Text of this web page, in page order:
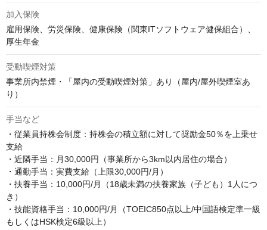
加入保険
雇用保険、労災保険、健康保険（関東ITソフトウェア健保組合）、
厚生年金
受動喫煙対策
事業所内禁煙・「屋内の受動喫煙対策」あり（屋内/屋外喫煙室あ
り）
手当など
・従業員持株会制度：持株会の積立額に対して奨励金50％を上乗せ
支給
・近隣手当：月30,000円（事業所から3km以内居住の場合）
・通勤手当：実費支給（上限30,000円/月）
・扶養手当：10,000円/月（18歳未満の扶養家族（子ども）1人につ
き）
・技能資格手当：10,000円/月（TOEIC850点以上/中国語検定準一級
もしくはHSK検定6級以上）